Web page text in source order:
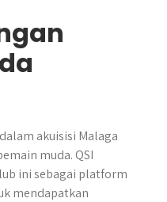
akuisisi Malaga
muda. QSI
ini sebagai platform
mendapatkan